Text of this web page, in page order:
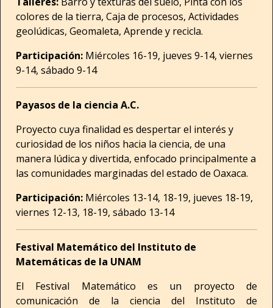
colores de la tierra, Caja de procesos, Actividades
geolúdicas, Geomaleta, Aprende y recicla.
Participación: Miércoles 16-19, jueves 9-14, viernes
9-14, sábado 9-14
Payasos de la ciencia A.C.
Proyecto cuya finalidad es despertar el interés y
curiosidad de los niños hacia la ciencia, de una
manera lúdica y divertida, enfocado principalmente a
las comunidades marginadas del estado de Oaxaca.
Participación: Miércoles 13-14, 18-19, jueves 18-19,
viernes 12-13, 18-19, sábado 13-14
Festival Matemático del Instituto de
Matemáticas de la UNAM
El Festival Matemático es un proyecto de
comunicación de la ciencia del Instituto de